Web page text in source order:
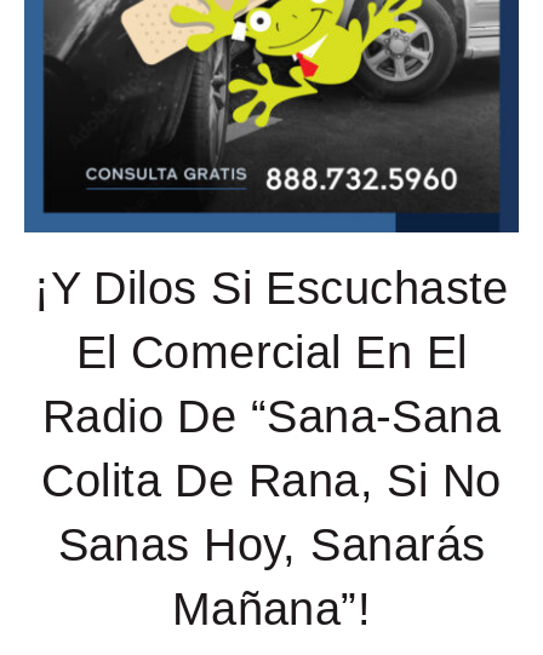
¡Y Dilos Si Escuchaste
El Comercial En El
Radio De “Sana-Sana
Colita De Rana, Si No
Sanas Hoy, Sanarás
Mañana”!